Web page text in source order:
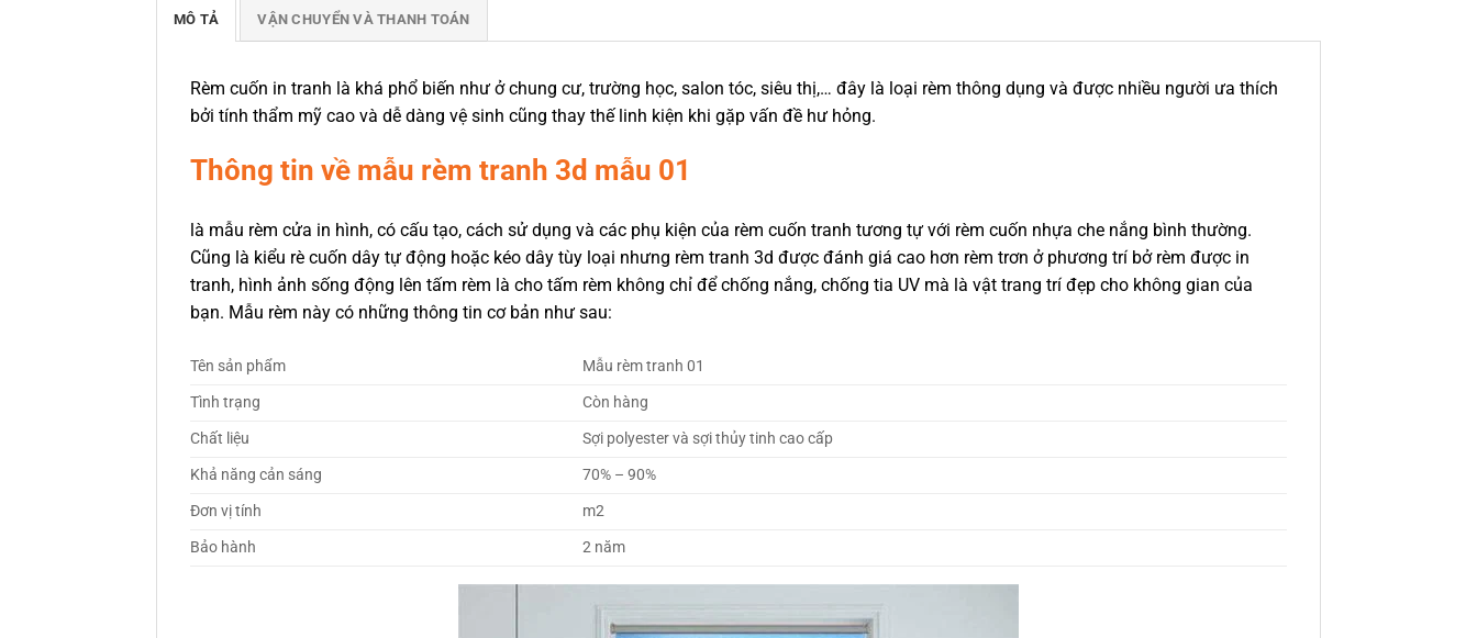
MÔ TẢ VẬN CHUYỂN VÀ THANH TOÁN
Rèm cuốn in tranh là khá phổ biến như ở chung cư, trường học, salon tóc, siêu thị,… đây là loại rèm thông dụng và được nhiều người ưa thích
bởi tính thẩm mỹ cao và dễ dàng vệ sinh cũng thay thế linh kiện khi gặp vấn đề hư hỏng.
Thông tin về mẫu rèm tranh 3d mẫu 01
là mẫu rèm cửa in hình, có cấu tạo, cách sử dụng và các phụ kiện của rèm cuốn tranh tương tự với rèm cuốn nhựa che nắng bình thường.
Cũng là kiểu rè cuốn dây tự động hoặc kéo dây tùy loại nhưng rèm tranh 3d được đánh giá cao hơn rèm trơn ở phương trí bở rèm được in
tranh, hình ảnh sống động lên tấm rèm là cho tấm rèm không chỉ để chống nắng, chống tia UV mà là vật trang trí đẹp cho không gian của
bạn. Mẫu rèm này có những thông tin cơ bản như sau:
Tên sản phẩm
Mẫu rèm tranh 01
Tình trạng
Còn hàng
Chất liệu
Sợi polyester và sợi thủy tinh cao cấp
Khả năng cản sáng
70% – 90%
Đơn vị tính
m2
Bảo hành
2 năm